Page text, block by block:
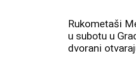
Rukometaši
u subotu u
dvorani